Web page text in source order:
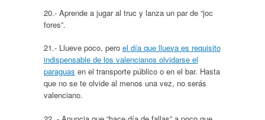
20.- Aprende a jugar al truc y lanza un par de “joc
fores”.
21.- Llueve poco, pero el día que llueva es requisito
indispensable de los valencianos olvidarse el
paraguas en el transporte público o en el bar. Hasta
que no se te olvide al menos una vez, no serás
valenciano.